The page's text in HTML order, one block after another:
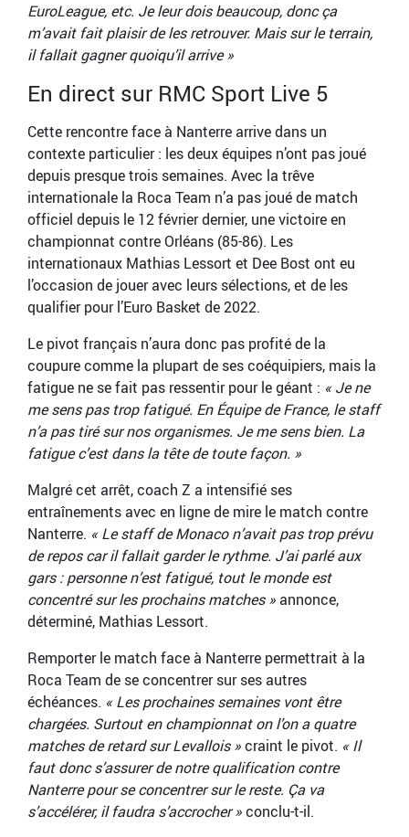
EuroLeague, etc. Je leur dois beaucoup, donc ça
m’avait fait plaisir de les retrouver. Mais sur le terrain,
il fallait gagner quoiqu’il arrive »
En direct sur RMC Sport Live 5
Cette rencontre face à Nanterre arrive dans un
contexte particulier : les deux équipes n’ont pas joué
depuis presque trois semaines. Avec la trêve
internationale la Roca Team n’a pas joué de match
officiel depuis le 12 février dernier, une victoire en
championnat contre Orléans (85-86). Les
internationaux Mathias Lessort et Dee Bost ont eu
l’occasion de jouer avec leurs sélections, et de les
qualifier pour l’Euro Basket de 2022.
Le pivot français n’aura donc pas profité de la
coupure comme la plupart de ses coéquipiers, mais la
fatigue ne se fait pas ressentir pour le géant : « Je ne
me sens pas trop fatigué. En Équipe de France, le staff
n’a pas tiré sur nos organismes. Je me sens bien. La
fatigue c’est dans la tête de toute façon. »
Malgré cet arrêt, coach Z a intensifié ses
entraînements avec en ligne de mire le match contre
Nanterre. « Le staff de Monaco n’avait pas trop prévu
de repos car il fallait garder le rythme. J’ai parlé aux
gars : personne n’est fatigué, tout le monde est
concentré sur les prochains matches »annonce,
déterminé, Mathias Lessort.
Remporter le match face à Nanterre permettrait à la
Roca Team de se concentrer sur ses autres
échéances. « Les prochaines semaines vont être
chargées. Surtout en championnat on l’on a quatre
matches de retard sur Levallois »craint le pivot. « Il
faut donc s’assurer de notre qualification contre
Nanterre pour se concentrer sur le reste. Ça va
s’accélérer, il faudra s’accrocher »conclu-t-il.